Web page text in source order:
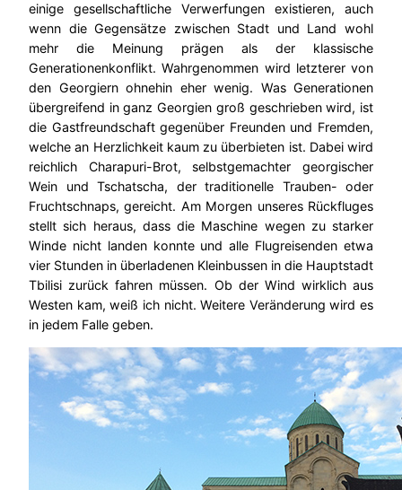
einige gesellschaftliche Verwerfungen existieren, auch
wenn die Gegensätze zwischen Stadt und Land wohl
mehr die Meinung prägen als der klassische
Generationenkonflikt. Wahrgenommen wird letzterer von
den Georgiern ohnehin eher wenig. Was Generationen
übergreifend in ganz Georgien groß geschrieben wird, ist
die Gastfreundschaft gegenüber Freunden und Fremden,
welche an Herzlichkeit kaum zu überbieten ist. Dabei wird
reichlich Charapuri-Brot, selbstgemachter georgischer
Wein und Tschatscha, der traditionelle Trauben- oder
Fruchtschnaps, gereicht. Am Morgen unseres Rückfluges
stellt sich heraus, dass die Maschine wegen zu starker
Winde nicht landen konnte und alle Flugreisenden etwa
vier Stunden in überladenen Kleinbussen in die Hauptstadt
Tbilisi zurück fahren müssen. Ob der Wind wirklich aus
Westen kam, weiß ich nicht. Weitere Veränderung wird es
in jedem Falle geben.